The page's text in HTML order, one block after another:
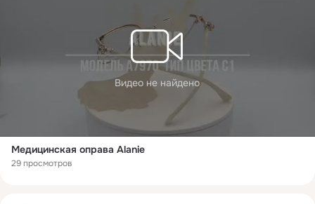
Видео не найдено
Mедицинская оправа Alanie
29 просмотров